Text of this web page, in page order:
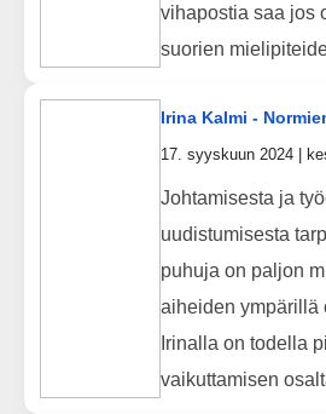
vihapostia saa jos
suorien
Irina Kalmi -
17. syyskuun 2024 |
Johtamisesta ja
uudistumisesta
puhuja on paljon
aiheiden ympärillä
Irinalla on todella
vaikuttamisen